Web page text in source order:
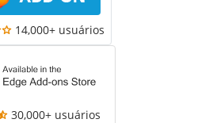
14,000+ usuários
30,000+ usuários